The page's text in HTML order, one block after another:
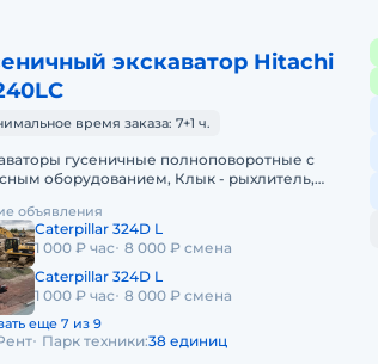
экскаватор Hitachi
время заказа: 7+1 ч.
гусеничные полноповоротные с
оборудованием, Клык - рыхлитель,
компании имеются экскаваторы
объявления
Caterpillar 324D L
1 000 ₽ час 8 000 ₽ смена
Caterpillar 324D L
1 000 ₽ час 8 000 ₽ смена
еще 7 из 9
Парк техники:38 единиц